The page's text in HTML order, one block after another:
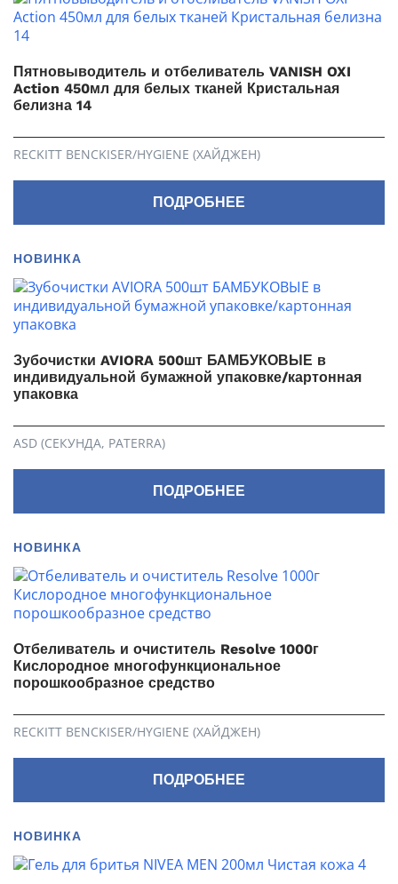
Пятновыводитель и отбеливатель VANISH OXI
Action 450мл для белых тканей Кристальная
белизна 14
RECKITT BENCKISER/HYGIENE (ХАЙДЖЕН)
ПОДРОБНЕЕ
НОВИНКА
Зубочистки AVIORA 500шт БАМБУКОВЫЕ в
индивидуальной бумажной упаковке/картонная
упаковка
ASD (СЕКУНДА, PATERRA)
ПОДРОБНЕЕ
НОВИНКА
Отбеливатель и очиститель Resolve 1000г
Кислородное многофункциональное
порошкообразное средство
RECKITT BENCKISER/HYGIENE (ХАЙДЖЕН)
ПОДРОБНЕЕ
НОВИНКА